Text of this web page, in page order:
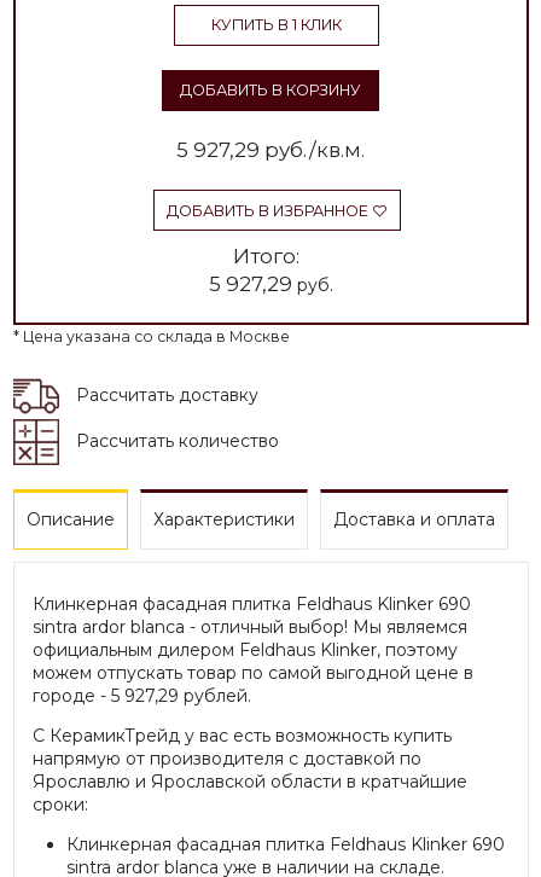
КУПИТЬ В 1 КЛИК
ДОБАВИТЬ В КОРЗИНУ
5 927,29 руб./кв.м.
ДОБАВИТЬ В ИЗБРАННОЕ
Итого:
5 927,29 руб.
* Цена указана со склада в Москве
Рассчитать доставку
Рассчитать количество
Описание Характеристики Доставка и оплата
Клинкерная фасадная плитка Feldhaus Klinker 690
sintra ardor blanca - отличный выбор! Мы являемся
официальным дилером Feldhaus Klinker, поэтому
можем отпускать товар по самой выгодной цене в
городе - 5 927,29 рублей.
С КерамикТрейд у вас есть возможность купить
напрямую от производителя с доставкой по
Ярославлю и Ярославской области в кратчайшие
сроки:
Клинкерная фасадная плитка Feldhaus Klinker 690
sintra ardor blanca уже в наличии на складе.